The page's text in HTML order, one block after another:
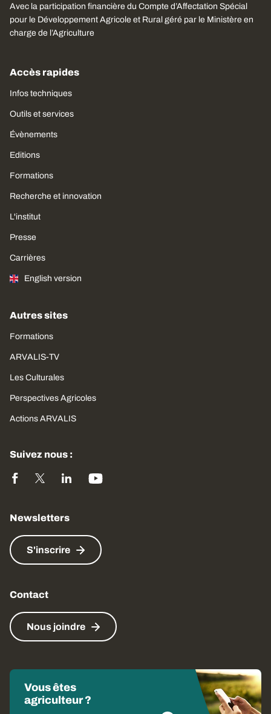
Avec la participation financière du Compte d’Affectation Spécial
pour le Développement Agricole et Rural géré par le Ministère en
charge de l’Agriculture
Accès rapides
Infos techniques
Outils et services
Évènements
Editions
Formations
Recherche et innovation
L'institut
Presse
Carrières
English version
Autres sites
Formations
ARVALIS-TV
Les Culturales
Perspectives Agricoles
Actions ARVALIS
Suivez nous :
Newsletters
S'inscrire
Contact
Nous joindre
Vous êtes
agriculteur ?